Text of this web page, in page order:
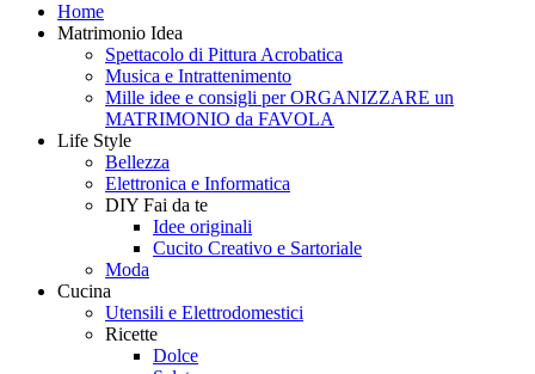
Marisa
Divertirsi
Home
Matrimonio Idea
Spettacolo di Pittura Acrobatica
Musica e Intrattenimento
Mille idee e consigli per ORGANIZZARE un
MATRIMONIO da FAVOLA
Life Style
Bellezza
Elettronica e Informatica
DIY Fai da te
Idee originali
Cucito Creativo e Sartoriale
Moda
Cucina
Utensili e Elettrodomestici
Ricette
Dolce